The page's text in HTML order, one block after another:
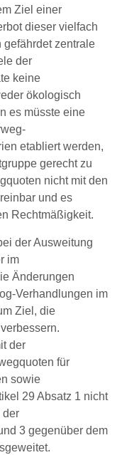
Ziel einer
dieser vielfach
zentrale
der
keine
ökologisch
es müsste eine
etabliert werden,
gerecht zu
nicht mit den
und es
Rechtmäßigkeit.
der Ausweitung
im
Änderungen
Verhandlungen im
Ziel, die
der
für
sowie
29 Absatz 1 nicht
der
3 gegenüber dem